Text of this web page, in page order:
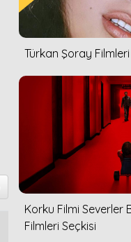
Türkan Şoray
Korku Filmi Severler
Filmleri Seçkisi